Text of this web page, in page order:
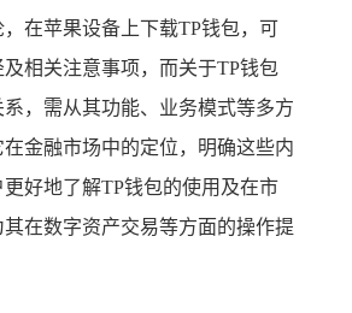
在苹果设备上下载TP钱包，可
相关注意事项，而关于TP钱包
，需从其功能、业务模式等多方
金融市场中的定位，明确这些内
好地了解TP钱包的使用及在市
在数字资产交易等方面的操作提